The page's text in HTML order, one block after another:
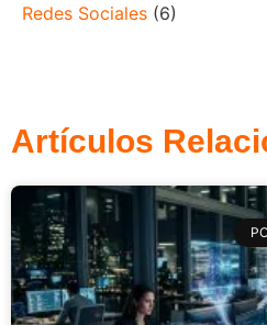
Redes Sociales (6)
Artículos